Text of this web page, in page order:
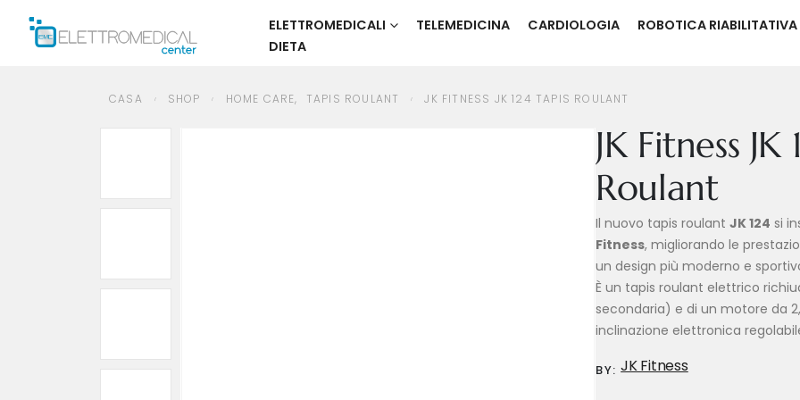
ELETTROMEDICALI TELEMEDICINA CARDIOLOGIA
ROBOTICA RIABILITATIVA
DIETA
CASA SHOP HOME CARE, TAPIS ROULANT JK FITNESS JK 124 TAPIS ROULANT
JK Fitness JK
Roulant
Il nuovo tapis roulantJK 124 si
Fitness, migliorando le
un design più moderno e
È un tapis roulant elettrico
secondaria) e di un motore da
inclinazione elettronica
BY: JK Fitness